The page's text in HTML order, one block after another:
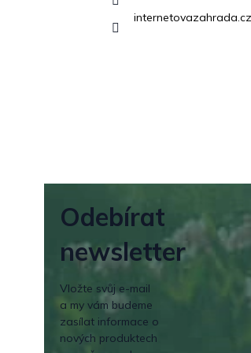
Odebírat
newsletter
Vložte svůj e-mail
a my vám budeme
zasílat informace o
nových produktech